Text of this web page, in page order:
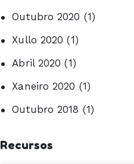
Outubro 2020 (1)
Xullo 2020 (1)
Abril 2020 (1)
Xaneiro 2020 (1)
Outubro 2018 (1)
Recursos